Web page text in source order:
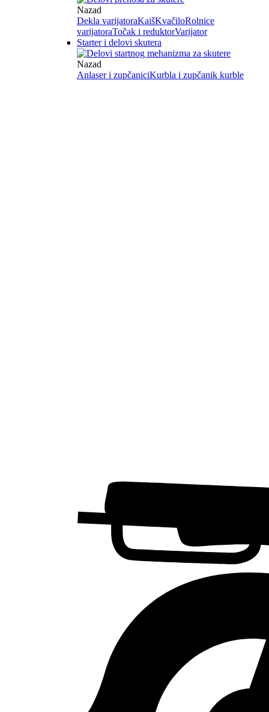
Nazad
Dekla varijatoraKaišKvačiloRolnice
varijatoraTočak i reduktorVarijator
Starter i delovi skutera
Nazad
Anlaser i zupčaniciKurbla i zupčanik kurble